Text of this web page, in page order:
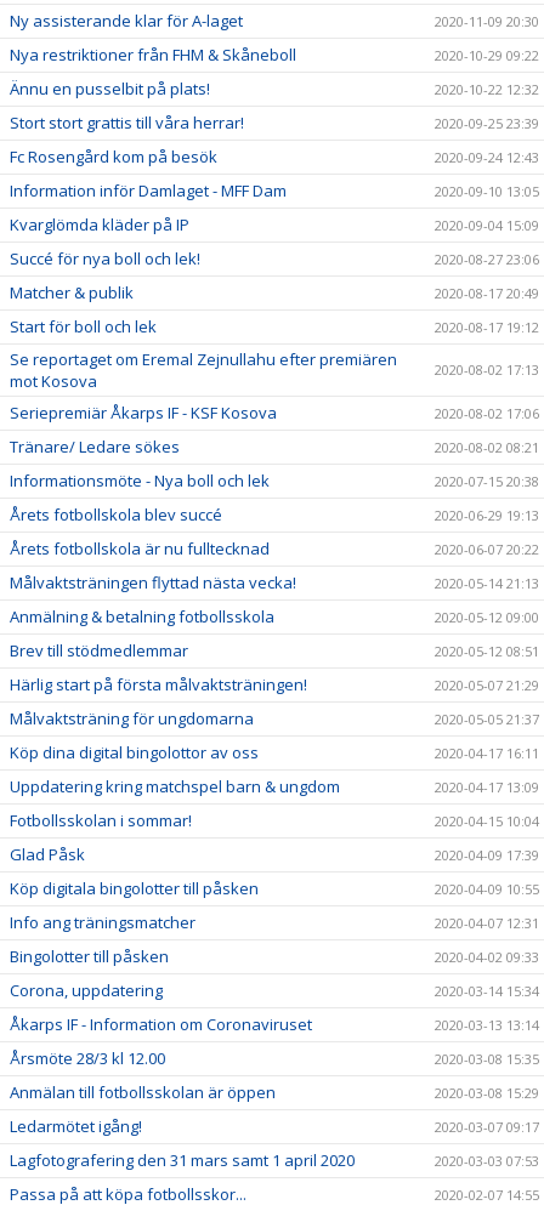
Ny assisterande klar för A-laget 2020-11-09 20:30
Nya restriktioner från FHM & Skåneboll 2020-10-29 09:22
Ännu en pusselbit på plats! 2020-10-22 12:32
Stort stort grattis till våra herrar! 2020-09-25 23:39
Fc Rosengård kom på besök 2020-09-24 12:43
Information inför Damlaget - MFF Dam 2020-09-10 13:05
Kvarglömda kläder på IP 2020-09-04 15:09
Succé för nya boll och lek! 2020-08-27 23:06
Matcher & publik 2020-08-17 20:49
Start för boll och lek 2020-08-17 19:12
Se reportaget om Eremal Zejnullahu efter premiären
mot Kosova
2020-08-02 17:13
Seriepremiär Åkarps IF - KSF Kosova 2020-08-02 17:06
Tränare/ Ledare sökes 2020-08-02 08:21
Informationsmöte - Nya boll och lek 2020-07-15 20:38
Årets fotbollskola blev succé 2020-06-29 19:13
Årets fotbollskola är nu fulltecknad 2020-06-07 20:22
Målvaktsträningen flyttad nästa vecka! 2020-05-14 21:13
Anmälning & betalning fotbollsskola 2020-05-12 09:00
Brev till stödmedlemmar 2020-05-12 08:51
Härlig start på första målvaktsträningen! 2020-05-07 21:29
Målvaktsträning för ungdomarna 2020-05-05 21:37
Köp dina digital bingolottor av oss 2020-04-17 16:11
Uppdatering kring matchspel barn & ungdom 2020-04-17 13:09
Fotbollsskolan i sommar! 2020-04-15 10:04
Glad Påsk 2020-04-09 17:39
Köp digitala bingolotter till påsken 2020-04-09 10:55
Info ang träningsmatcher 2020-04-07 12:31
Bingolotter till påsken 2020-04-02 09:33
Corona, uppdatering 2020-03-14 15:34
Åkarps IF - Information om Coronaviruset 2020-03-13 13:14
Årsmöte 28/3 kl 12.00 2020-03-08 15:35
Anmälan till fotbollsskolan är öppen 2020-03-08 15:29
Ledarmötet igång! 2020-03-07 09:17
Lagfotografering den 31 mars samt 1 april 2020 2020-03-03 07:53
Passa på att köpa fotbollsskor... 2020-02-07 14:55